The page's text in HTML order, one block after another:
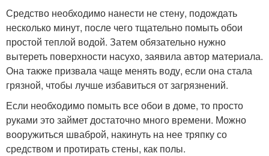
Средство необходимо нанести не стену, подождать
несколько минут, после чего тщательно помыть обои
простой теплой водой. Затем обязательно нужно
вытереть поверхности насухо, заявила автор материала.
Она также призвала чаще менять воду, если она стала
грязной, чтобы лучше избавиться от загрязнений.
Если необходимо помыть все обои в доме, то просто
руками это займет достаточно много времени. Можно
вооружиться шваброй, накинуть на нее тряпку со
средством и протирать стены, как полы.